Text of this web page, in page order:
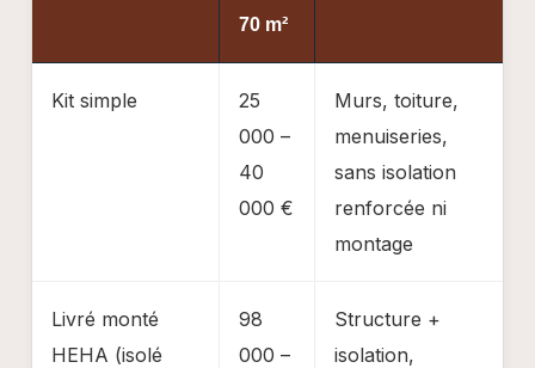
70 m²
Kit simple
25
000 –
40
000 €
Murs, toiture,
menuiseries,
sans isolation
renforcée ni
montage
Livré monté
HEHA (isolé
98
000 –
Structure +
isolation,